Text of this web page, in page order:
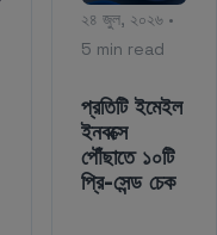
২৪ জুল, ২০২৬ •
5 min read
প্রতিটি ইমেইল
ইনবক্সে
পৌঁছাতে ১০টি
প্রি-সেন্ড চেক